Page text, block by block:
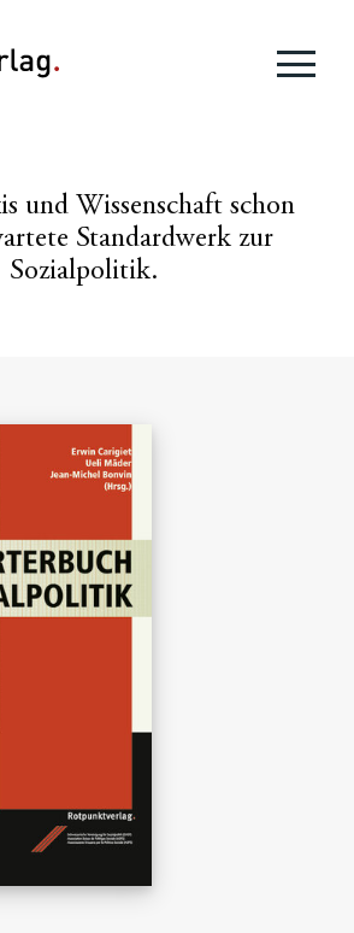
und Wissenschaft schon
Standardwerk zur
Sozialpolitik.